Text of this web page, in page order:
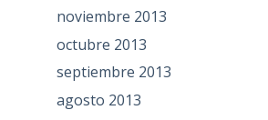
noviembre 2013
octubre 2013
septiembre 2013
agosto 2013